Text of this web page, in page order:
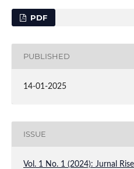
PDF
PUBLISHED
14-01-2025
ISSUE
Vol. 1 No. 1 (2024): Jurnal